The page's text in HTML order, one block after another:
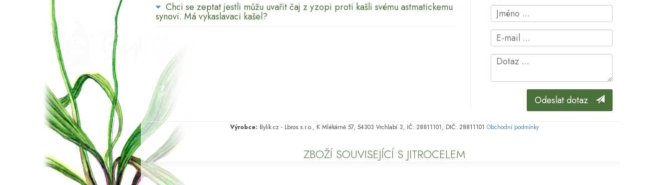
Chci se zeptat jestli můžu uvařit čaj z yzopi proti kašli svému astmatickemu
synovi. Má vykaslavaci kašel?
Odeslat dotaz
Výrobce: Bylík.cz - Lbros s.r.o., K Mlékárně 57, 54303 Vrchlabí 3, IČ: 28811101, DIČ: 28811101 Obchodní podmínky
ZBOŽÍ SOUVISEJÍCÍ S JITROCELEM